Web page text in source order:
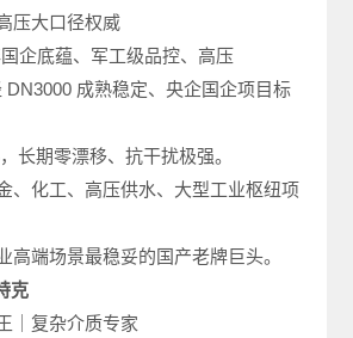
压大口径权威
企底蕴、军工级品控、高压
DN3000 成熟稳定、央企国企项目标
长期零漂移、抗干扰极强。
、化工、高压供水、大型工业枢纽项
高端场景最稳妥的国产老牌巨头。
克
｜复杂介质专家